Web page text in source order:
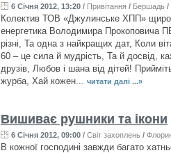
6 Січня 2012, 13:20 / Привітання / Бершадь /
Колектив ТОВ «Джулинське ХПП» щиро
енергетика Володимира Прокоповича
різні, Та одна з найкращих дат, Коли
60 – це сила й мудрість, Та й досвід,
друзів, Любов і шана від дітей!
журба, Хай кожен... читати далі ...»
Вишиває рушники та ікони
6 Січня 2012, 09:00 / Світ захоплень /
В кожної господині завжди багато